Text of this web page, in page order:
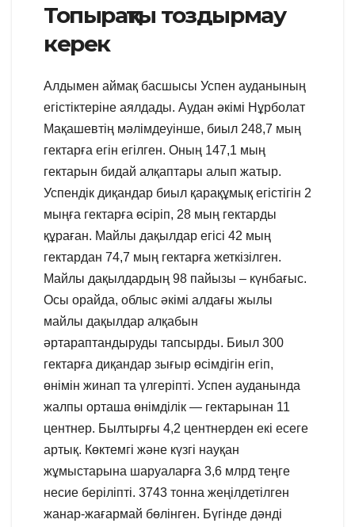
Топырақты тоздырмау
керек
Алдымен аймақ басшысы Успен ауданының
егістіктеріне аялдады. Аудан әкімі Нұрболат
Мақашевтің мәлімдеуінше, биыл 248,7 мың
гектарға егін егілген. Оның 147,1 мың
гектарын бидай алқаптары алып жатыр.
Успендік диқандар биыл қарақұмық егістігін 2
мыңға гектарға өсіріп, 28 мың гектарды
құраған. Майлы дақылдар егісі 42 мың
гектардан 74,7 мың гектарға жеткізілген.
Майлы дақылдардың 98 пайызы – күнбағыс.
Осы орайда, облыс әкімі алдағы жылы
майлы дақылдар алқабын
әртараптандыруды тапсырды. Биыл 300
гектарға диқандар зығыр өсімдігін егіп,
өнімін жинап та үлгеріпті. Успен ауданында
жалпы орташа өнімділік — гектарынан 11
центнер. Былтырғы 4,2 центнерден екі есеге
артық. Көктемгі және күзгі науқан
жұмыстарына шаруаларға 3,6 млрд теңге
несие беріліпті. 3743 тонна жеңілдетілген
жанар-жағармай бөлінген. Бүгінде дәнді